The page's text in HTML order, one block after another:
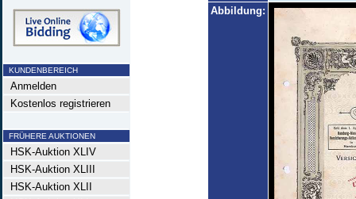
KUNDENBEREICH
Anmelden
Kostenlos registrieren
FRÜHERE AUKTIONEN
HSK-Auktion XLIV
HSK-Auktion XLIII
HSK-Auktion XLII
Abbildung: